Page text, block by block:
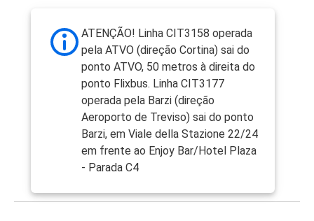
ATENÇÃO! Linha CIT3158 operada
pela ATVO (direção Cortina) sai do
ponto ATVO, 50 metros à direita do
ponto Flixbus. Linha CIT3177
operada pela Barzi (direção
Aeroporto de Treviso) sai do ponto
Barzi, em Viale della Stazione 22/24
em frente ao Enjoy Bar/Hotel Plaza
- Parada C4